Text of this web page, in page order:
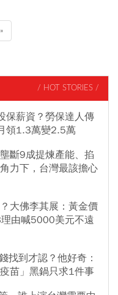
»
/ HOT STORIES /
保薪資？勞保達人傳
領1.3萬變2.5萬
斷9成提煉產能、掐
力下，台灣最該擔心
大佛李其展：黃金價
由喊5000美元不遠
找到才認？他好奇：
苗」黑鍋只求1件事